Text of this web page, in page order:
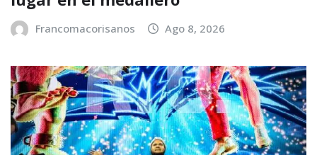
Francomacorisanos Ago 8, 2026